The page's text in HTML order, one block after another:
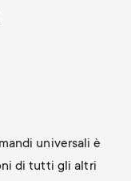
universali è
di tutti gli altri